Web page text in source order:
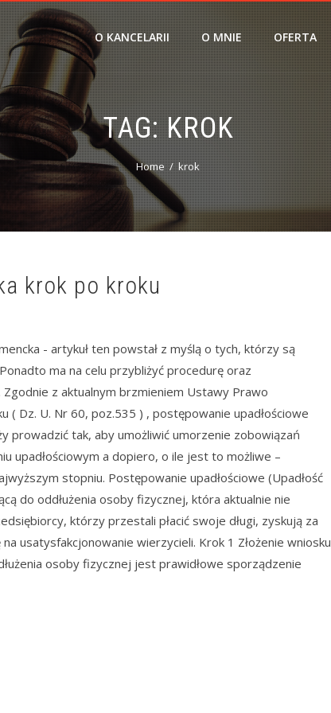
O KANCELARII O MNIE OFERTA
TAG:KROK
Home krok
krok po kroku
- artykuł ten powstał z myślą o tych, którzy są
ma na celu przybliżyć procedurę oraz
z aktualnym brzmieniem Ustawy Prawo
( Dz. U. Nr 60, poz.535 ) , postępowanie upadłościowe
prowadzić tak, aby umożliwić umorzenie zobowiązań
upadłościowym a dopiero, o ile jest to możliwe –
stopniu. Postępowanie upadłościowe (Upadłość
do oddłużenia osoby fizycznej, która aktualnie nie
którzy przestali płacić swoje długi, zyskują za
usatysfakcjonowanie wierzycieli. Krok 1 Złożenie wniosku
osoby fizycznej jest prawidłowe sporządzenie